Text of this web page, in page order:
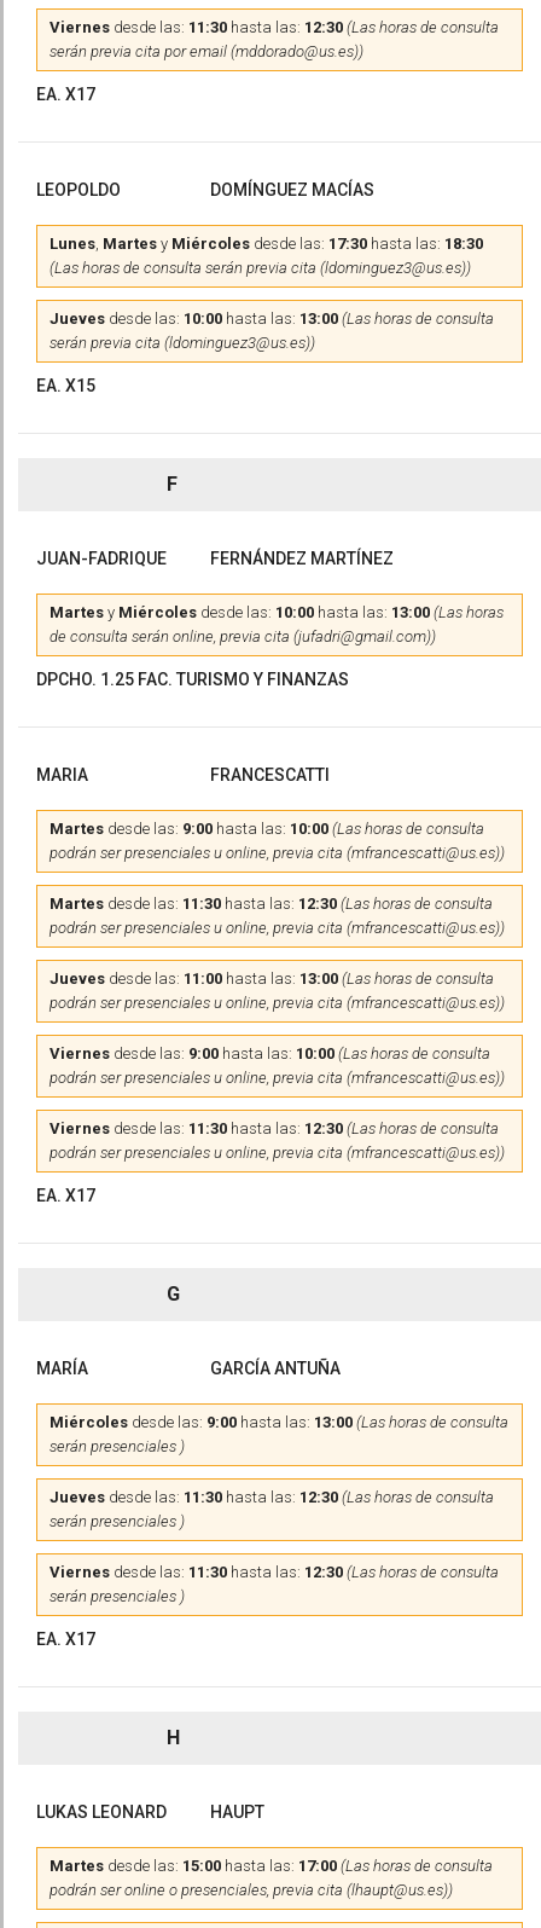
Viernes desde las: 11:30 hasta las: 12:30 (Las horas de consulta
serán previa cita por email (mddorado@us.es))
EA. X17
LEOPOLDO DOMÍNGUEZ MACÍAS
Lunes, Martes y Miércoles desde las: 17:30 hasta las: 18:30
(Las horas de consulta serán previa cita (ldominguez3@us.es))
Jueves desde las: 10:00 hasta las: 13:00 (Las horas de consulta
serán previa cita (ldominguez3@us.es))
EA. X15
F
JUAN-FADRIQUE FERNÁNDEZ MARTÍNEZ
Martes y Miércoles desde las: 10:00 hasta las: 13:00 (Las horas
de consulta serán online, previa cita (jufadri@gmail.com))
DPCHO. 1.25 FAC. TURISMO Y FINANZAS
MARIA FRANCESCATTI
Martes desde las: 9:00 hasta las: 10:00 (Las horas de consulta
podrán ser presenciales u online, previa cita (mfrancescatti@us.es))
Martes desde las: 11:30 hasta las: 12:30 (Las horas de consulta
podrán ser presenciales u online, previa cita (mfrancescatti@us.es))
Jueves desde las: 11:00 hasta las: 13:00 (Las horas de consulta
podrán ser presenciales u online, previa cita (mfrancescatti@us.es))
Viernes desde las: 9:00 hasta las: 10:00 (Las horas de consulta
podrán ser presenciales u online, previa cita (mfrancescatti@us.es))
Viernes desde las: 11:30 hasta las: 12:30 (Las horas de consulta
podrán ser presenciales u online, previa cita (mfrancescatti@us.es))
EA. X17
G
MARÍA GARCÍA ANTUÑA
Miércoles desde las: 9:00 hasta las: 13:00 (Las horas de consulta
serán presenciales )
Jueves desde las: 11:30 hasta las: 12:30 (Las horas de consulta
serán presenciales )
Viernes desde las: 11:30 hasta las: 12:30 (Las horas de consulta
serán presenciales )
EA. X17
H
LUKAS LEONARD HAUPT
Martes desde las: 15:00 hasta las: 17:00 (Las horas de consulta
podrán ser online o presenciales, previa cita (lhaupt@us.es))